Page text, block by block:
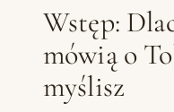
Wstęp:
mówią o
myślisz